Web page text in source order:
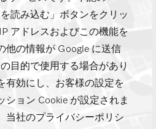
読み込む」ボタンをクリッ
アドレスおよびこの機能を
他の情報が Google に送信
目的で使用する場合があり
有効にし、お客様の設定を
ション Cookie が設定されま
当社のプライバシーポリシ